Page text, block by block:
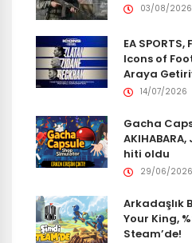
03/08/2026
EA
Icons of
Araya
14/07/2026
Gacha
hiti oldu
29/06/2026
Arkadaşlık
Your King,
Steam’de!